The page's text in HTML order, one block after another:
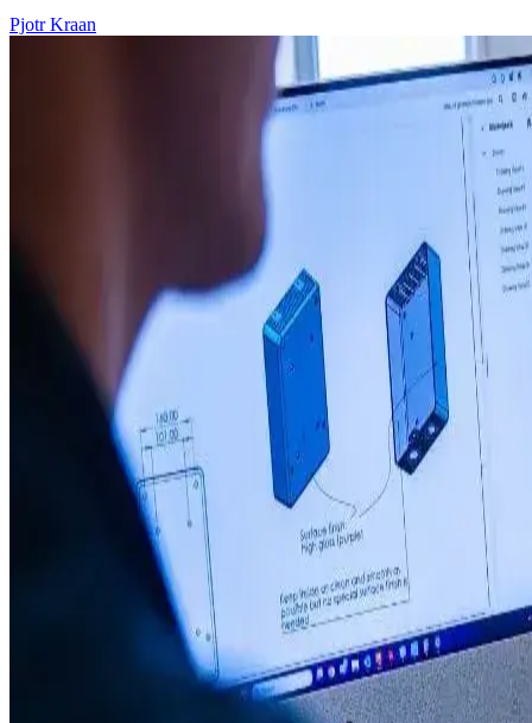
Pjotr Kraan